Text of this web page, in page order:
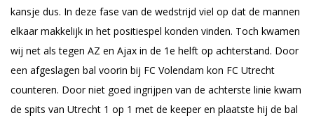
kansje dus. In deze fase van de wedstrijd viel op dat de mannen
elkaar makkelijk in het positiespel konden vinden. Toch kwamen
wij net als tegen AZ en Ajax in de 1e helft op achterstand. Door
een afgeslagen bal voorin bij FC Volendam kon FC Utrecht
counteren. Door niet goed ingrijpen van de achterste linie kwam
de spits van Utrecht 1 op 1 met de keeper en plaatste hij de bal